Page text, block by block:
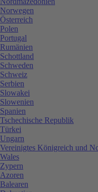
Norwegen
Österreich
Polen
Portugal
Rumänien
Schottland
Schweden
Schweiz
Serbien
Slowakei
Slowenien
Spanien
Tschechische Republik
Türkei
Ungarn
Vereinigtes Königreich und
Wales
Zypern
Azoren
Balearen